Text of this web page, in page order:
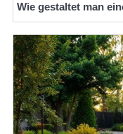
Wie gestaltet man